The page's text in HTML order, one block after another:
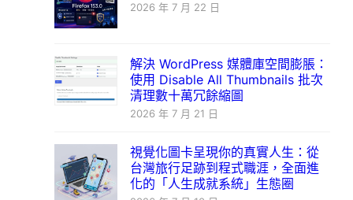
2026 年 7 月 22 日
解決 WordPress 媒體庫空間膨脹：
使用 Disable All Thumbnails 批次
清理數十萬冗餘縮圖
2026 年 7 月 21 日
視覺化圖卡呈現你的真實人生：從
台灣旅行足跡到程式職涯，全面進
化的「人生成就系統」生態圈